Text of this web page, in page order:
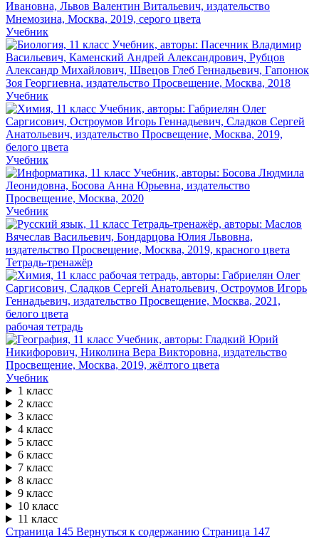
Учебник
Учебник
Учебник
Учебник
Тетрадь-тренажёр
рабочая тетрадь
Учебник
1 класс
2 класс
3 класс
4 класс
5 класс
6 класс
7 класс
8 класс
9 класс
10 класс
11 класс
Страница 145 Вернуться к содержанию Страница 147